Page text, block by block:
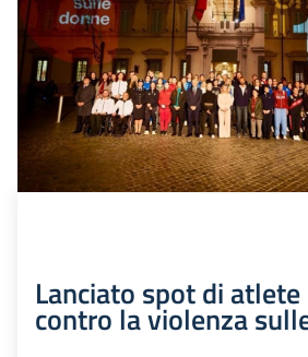
Lanciato spot di
contro la violenza